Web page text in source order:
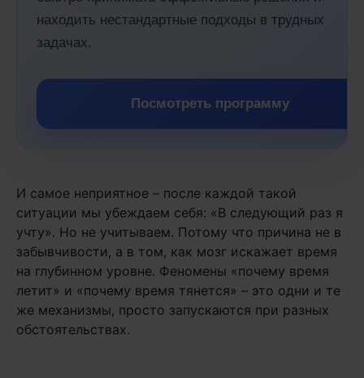
находить нестандартные подходы в трудных
задачах.
Посмотреть программу
И самое неприятное – после каждой такой
ситуации мы убеждаем себя: «В следующий раз я
учту». Но не учитываем. Потому что причина не в
забывчивости, а в том, как мозг искажает время
на глубинном уровне. Феномены «почему время
летит» и «почему время тянется» – это одни и те
же механизмы, просто запускаются при разных
обстоятельствах.